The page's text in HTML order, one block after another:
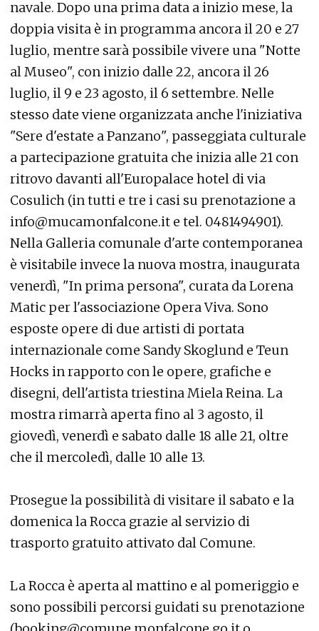
navale. Dopo una prima data a inizio mese, la
doppia visita è in programma ancora il 20 e 27
luglio, mentre sarà possibile vivere una "Notte
al Museo", con inizio dalle 22, ancora il 26
luglio, il 9 e 23 agosto, il 6 settembre. Nelle
stesso date viene organizzata anche l'iniziativa
"Sere d'estate a Panzano", passeggiata culturale
a partecipazione gratuita che inizia alle 21 con
ritrovo davanti all'Europalace hotel di via
Cosulich (in tutti e tre i casi su prenotazione a
info@mucamonfalcone.it e tel. 0481494901).
Nella Galleria comunale d'arte contemporanea
è visitabile invece la nuova mostra, inaugurata
venerdì, "In prima persona", curata da Lorena
Matic per l'associazione Opera Viva. Sono
esposte opere di due artisti di portata
internazionale come Sandy Skoglund e Teun
Hocks in rapporto con le opere, grafiche e
disegni, dell'artista triestina Miela Reina. La
mostra rimarrà aperta fino al 3 agosto, il
giovedì, venerdì e sabato dalle 18 alle 21, oltre
che il mercoledì, dalle 10 alle 13.
Prosegue la possibilità di visitare il sabato e la
domenica la Rocca grazie al servizio di
trasporto gratuito attivato dal Comune.
La Rocca è aperta al mattino e al pomeriggio e
sono possibili percorsi guidati su prenotazione